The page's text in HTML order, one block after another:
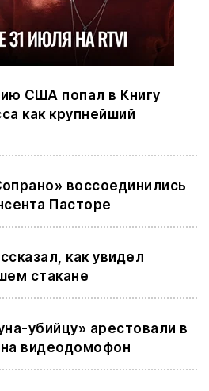
США попал в Книгу
как крупнейший
воссоединились
Пасторе
как увидел
стакане
убийцу» арестовали в
видеодомофон